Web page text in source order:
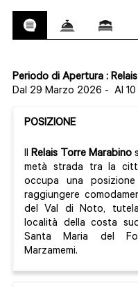
Periodo di Apertura :
Dal 29 Marzo 2026 - Al
POSIZIONE
IlRelais Torre Marabino
metà strada tra la
occupa una
raggiungere
del Val di Noto,
località della costa
Santa Maria del
Marzamemi.